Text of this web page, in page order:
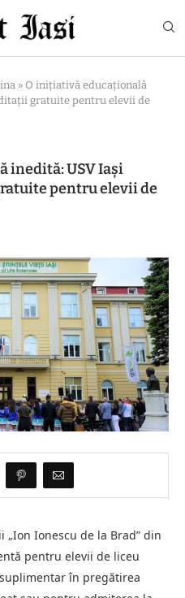
» O inițiativă educațională
gratuite pentru elevii de
inedită: USV Iași
pentru elevii de
Ionescu de la Brad” din
pentru elevii de liceu
în pregătirea